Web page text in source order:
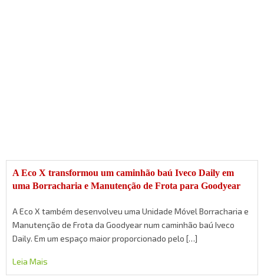
A Eco X transformou um caminhão baú Iveco Daily em
uma Borracharia e Manutenção de Frota para Goodyear
A Eco X também desenvolveu uma Unidade Móvel Borracharia e
Manutenção de Frota da Goodyear num caminhão baú Iveco
Daily. Em um espaço maior proporcionado pelo […]
Leia Mais